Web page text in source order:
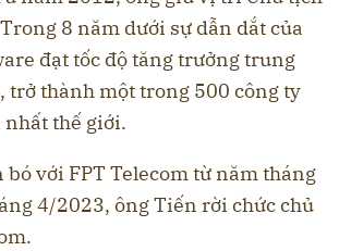
8 năm dưới sự dẫn dắt của
đạt tốc độ tăng trưởng trung
trở thành một trong 500 công ty
thế giới.
bó với FPT Telecom từ năm tháng
4/2023, ông Tiến rời chức chủ